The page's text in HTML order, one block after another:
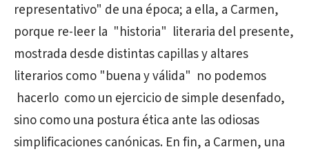
representativo" de una época; a ella, a Carmen,
porque re-leer la "historia" literaria del presente,
mostrada desde distintas capillas y altares
literarios como "buena y válida" no podemos
hacerlo como un ejercicio de simple desenfado,
sino como una postura ética ante las odiosas
simplificaciones canónicas. En fin, a Carmen, una